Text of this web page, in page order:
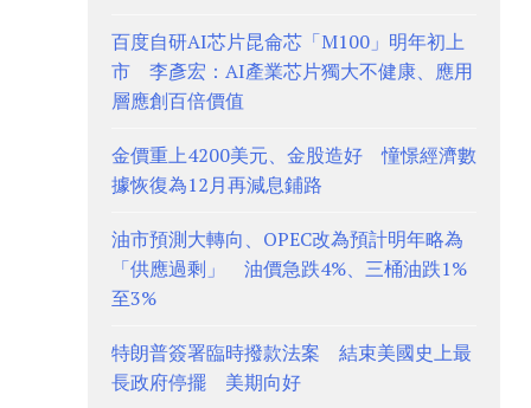
百度自研AI芯片昆侖芯「M100」明年初上
市 李彥宏：AI產業芯片獨大不健康、應用
層應創百倍價值
金價重上4200美元、金股造好 憧憬經濟數
據恢復為12月再減息鋪路
油市預測大轉向、OPEC改為預計明年略為
「供應過剩」 油價急跌4%、三桶油跌1%
至3%
特朗普簽署臨時撥款法案 結束美國史上最
長政府停擺 美期向好